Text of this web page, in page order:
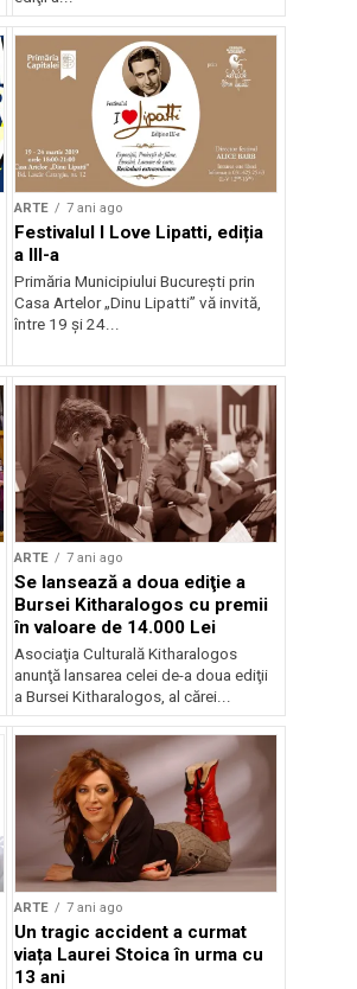
ARTE 7 ani ago
Festivalul I Love Lipatti, ediția
a III-a
Primăria Municipiului București prin
Casa Artelor „Dinu Lipatti” vă invită,
între 19 și 24...
ARTE 7 ani ago
Se lansează a doua ediţie a
Bursei Kitharalogos cu premii
în valoare de 14.000 Lei
Asociaţia Culturală Kitharalogos
anunţă lansarea celei de-a doua ediţii
a Bursei Kitharalogos, al cărei...
ARTE 7 ani ago
Un tragic accident a curmat
viața Laurei Stoica în urma cu
13 ani